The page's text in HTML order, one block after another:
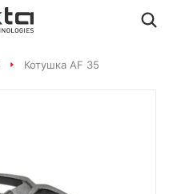
Котушка AF 35